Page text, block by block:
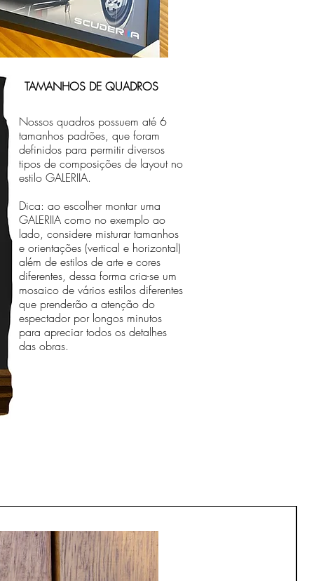
TAMANHOS DE QUADROS
Nossos quadros possuem até 6
tamanhos padrões, que foram
definidos para permitir diversos
tipos de composições de layout no
estilo GALERIIA.
Dica: ao escolher montar uma
GALERIIA como no exemplo ao
lado, considere misturar tamanhos
e orientações (vertical e horizontal)
além de estilos de arte e cores
diferentes, dessa forma cria-se um
mosaico de vários estilos diferentes
que prenderão a atenção do
espectador por longos minutos
para apreciar todos os detalhes
das obras.